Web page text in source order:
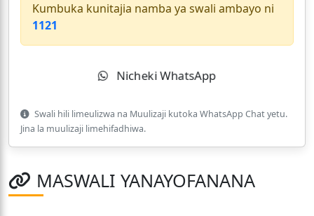
Kumbuka kunitajia namba ya swali ambayo ni
1121
Nicheki WhatsApp
Swali hili limeulizwa na Muulizaji kutoka WhatsApp Chat yetu.
Jina la muulizaji limehifadhiwa.
MASWALI YANAYOFANANA